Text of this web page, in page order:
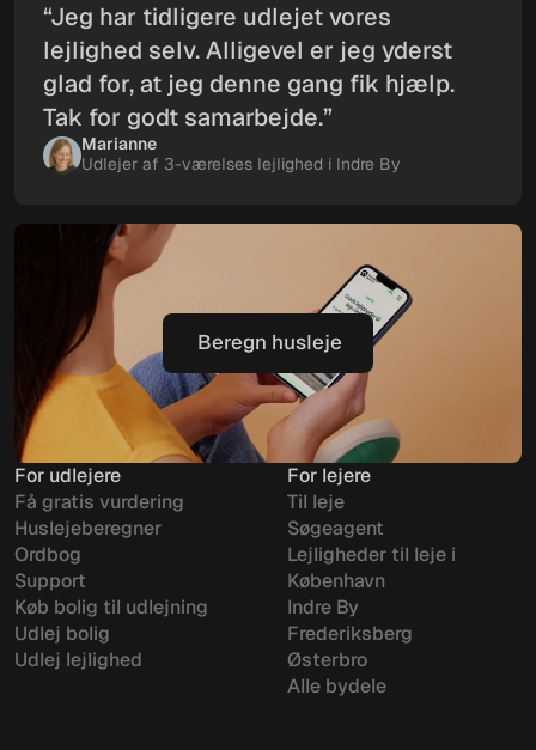
“Jeg har tidligere udlejet vores
lejlighed selv. Alligevel er jeg yderst
glad for, at jeg denne gang fik hjælp.
Tak for godt samarbejde.”
Marianne
Udlejer af 3-værelses lejlighed i Indre By
Beregn husleje
Beregn husleje
For udlejere
Få gratis vurdering
Huslejeberegner
Ordbog
Support
Køb bolig til udlejning
Udlej bolig
Udlej lejlighed
For lejere
Til leje
Søgeagent
Lejligheder til leje i
København
Indre By
Frederiksberg
Østerbro
Alle bydele